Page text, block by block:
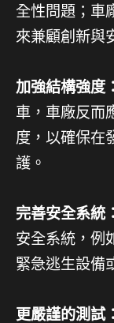
全性問題；車
來兼顧創新與
加強結構強度：
車，車廠反而
度，以確保在
護。
完善安全系統：
安全系統，例
緊急逃生設備
更嚴謹的測試：